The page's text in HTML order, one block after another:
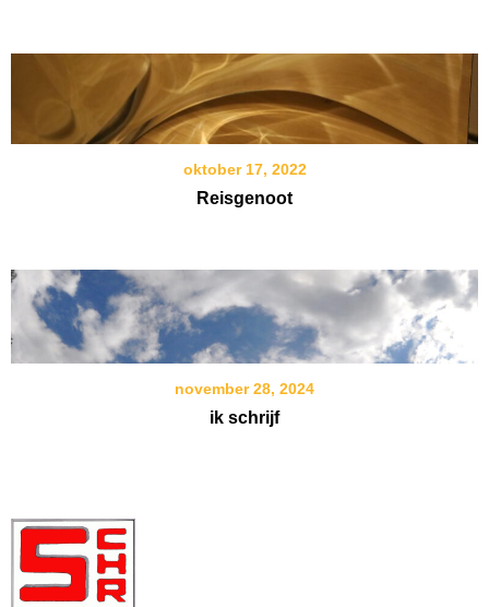
oktober 17, 2022
Reisgenoot
november 28, 2024
ik schrijf